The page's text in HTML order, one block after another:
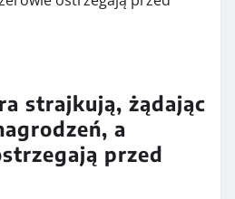
strajkują, żądając
a
przed